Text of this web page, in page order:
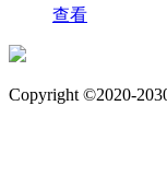
查看
Copyright ©2020-